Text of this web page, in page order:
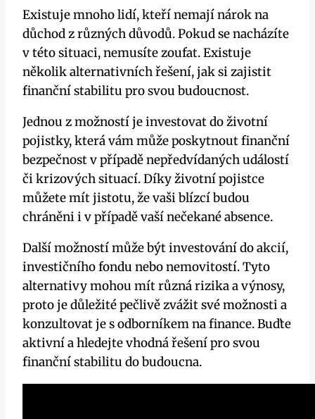
Existuje mnoho lidí, kteří nemají nárok na
důchod z různých důvodů. Pokud se nacházíte
v této situaci, nemusíte zoufat. Existuje
několik alternativních řešení, jak si zajistit
finanční stabilitu pro svou budoucnost.
Jednou z možností je investovat do životní
pojistky, která vám může poskytnout finanční
bezpečnost v případě nepředvídaných událostí
či krizových situací. Díky životní pojistce
můžete mít jistotu, že vaši blízcí budou
chráněni i v případě vaší nečekané absence.
Další možností může být investování do akcií,
investičního fondu nebo nemovitostí. Tyto
alternativy mohou mít různá rizika a výnosy,
proto je důležité pečlivě zvážit své možnosti a
konzultovat je s odborníkem na finance. Buďte
aktivní a hledejte vhodná řešení pro svou
finanční stabilitu do budoucna.